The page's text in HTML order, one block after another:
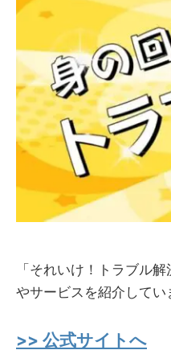
「それいけ！トラブル
やサービスを紹介してい
>> 公式サイトへ